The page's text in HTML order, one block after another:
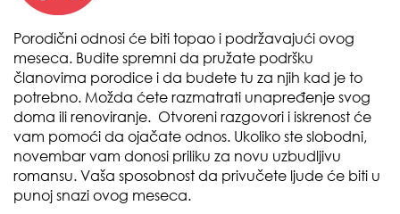
Porodični odnosi će biti topao i podržavajući ovog
meseca. Budite spremni da pružate podršku
članovima porodice i da budete tu za njih kad je to
potrebno. Možda ćete razmatrati unapređenje svog
doma ili renoviranje. Otvoreni razgovori i iskrenost će
vam pomoći da ojačate odnos. Ukoliko ste slobodni,
novembar vam donosi priliku za novu uzbudljivu
romansu. Vaša sposobnost da privučete ljude će biti u
punoj snazi ovog meseca.